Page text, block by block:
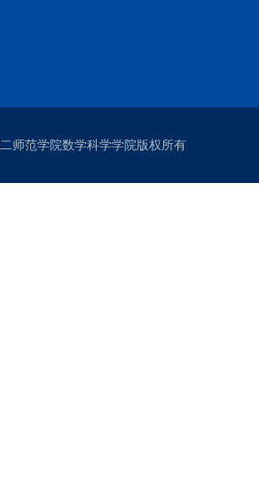
师范学院数学科学学院版权所有